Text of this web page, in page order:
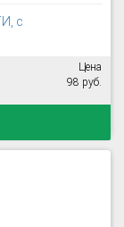
с
Цена
98 руб.